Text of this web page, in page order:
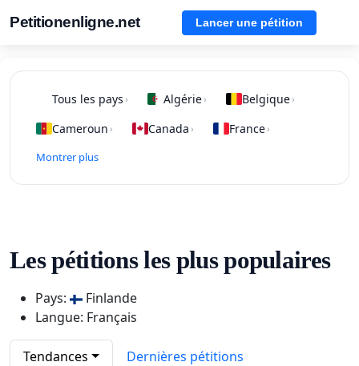
Petitionenligne.net Lancer une pétition
Tous les pays › Algérie› Belgique›
Cameroun › Canada › France›
Montrer plus
Les pétitions les plus populaires
Pays:
Finlande
Langue: Français
Tendances Dernières pétitions